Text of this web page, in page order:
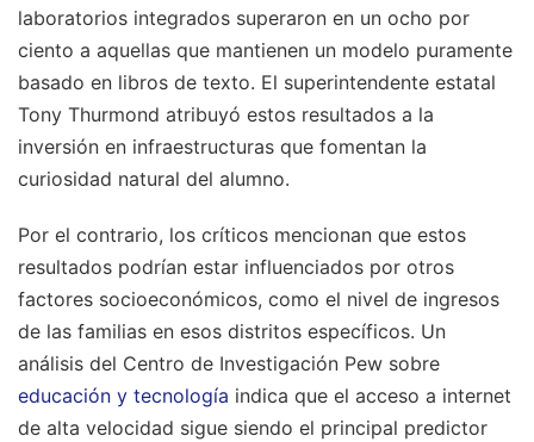
laboratorios integrados superaron en un ocho por
ciento a aquellas que mantienen un modelo puramente
basado en libros de texto. El superintendente estatal
Tony Thurmond atribuyó estos resultados a la
inversión en infraestructuras que fomentan la
curiosidad natural del alumno.
Por el contrario, los críticos mencionan que estos
resultados podrían estar influenciados por otros
factores socioeconómicos, como el nivel de ingresos
de las familias en esos distritos específicos. Un
análisis del Centro de Investigación Pew sobre
educación y tecnología indica que el acceso a internet
de alta velocidad sigue siendo el principal predictor